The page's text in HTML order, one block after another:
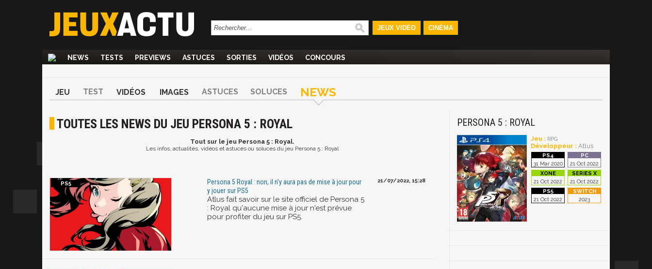
JEUX VIDÉO CINÉMA
NEWS TESTS PREVIEWS ASTUCES SORTIES VIDÉOS CONCOURS
JEU TEST VIDÉOS IMAGES ASTUCES SOLUCES NEWS
TOUTES LES NEWS DU JEU PERSONA 5 : ROYAL
Tout sur le jeu Persona 5 : Royal.
Les infos, actualités, vidéos et astuces ou soluces du jeu Persona 5 : Royal
Persona 5 Royal : non, il n'y aura pas de mise à jour pour
y jouer sur PS5
Atlus fait savoir sur le site officiel de Persona 5
: Royal qu'aucune mise à jour n'est prévue
pour profiter du jeu sur PS5.
21/07/2022, 15:28
PERSONA 5 : ROYAL
Jeu : RPG
Développeur : Atlus
31 Mar 2020 21 Oct 2022
21 Oct 2022 21 Oct 2022
21 Oct 2022 2023